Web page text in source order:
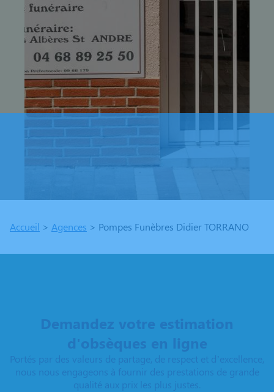
Accueil > Agences > Pompes Funèbres Didier TORRANO
Demandez votre estimation
d'obsèques en ligne
Portés par des valeurs de partage, de respect et d’excellence,
nous nous engageons à fournir des prestations de grande
qualité aux prix les plus justes.